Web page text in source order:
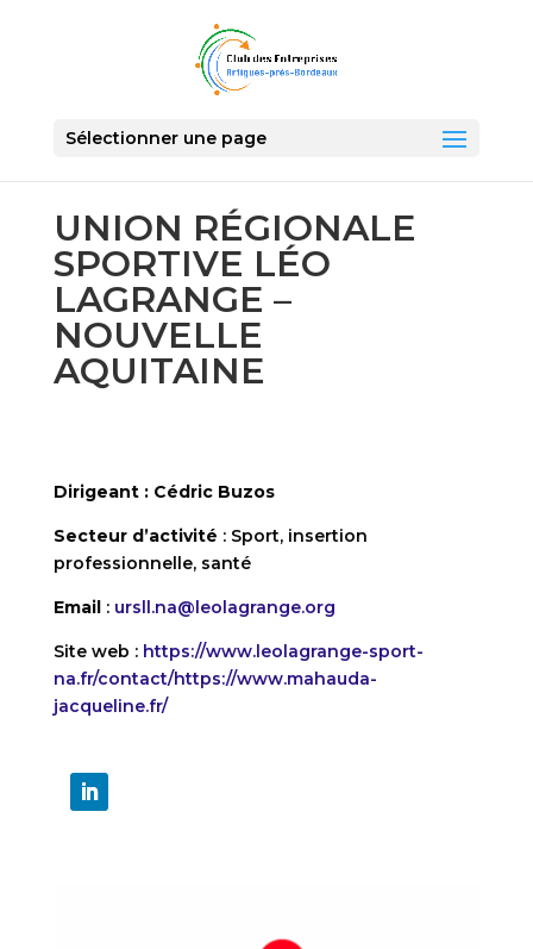
Sélectionner une page
UNION RÉGIONALE
SPORTIVE LÉO
LAGRANGE –
NOUVELLE
AQUITAINE
Dirigeant : Cédric Buzos
Secteur d’activité : Sport, insertion
professionnelle, santé
Email: ursll.na@leolagrange.org
Site web : https://www.leolagrange-sport-
na.fr/contact/https://www.mahauda-
jacqueline.fr/